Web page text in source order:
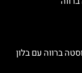
ברווה עם בלון